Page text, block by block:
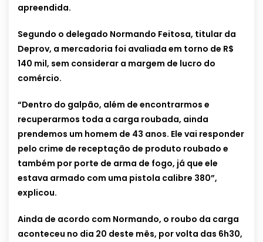
apreendida.
Segundo o delegado Normando Feitosa, titular da
Deprov, a mercadoria foi avaliada em torno de R$
140 mil, sem considerar a margem de lucro do
comércio.
“Dentro do galpão, além de encontrarmos e
recuperarmos toda a carga roubada, ainda
prendemos um homem de 43 anos. Ele vai responder
pelo crime de receptação de produto roubado e
também por porte de arma de fogo, já que ele
estava armado com uma pistola calibre 380”,
explicou.
Ainda de acordo com Normando, o roubo da carga
aconteceu no dia 20 deste mês, por volta das 6h30,